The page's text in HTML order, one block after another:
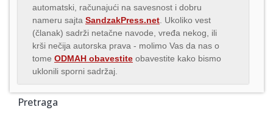
automatski, računajući na savesnost i dobru
nameru sajta SandzakPress.net . Ukoliko vest
(članak) sadrži netačne navode, vređa nekog, ili
krši nečija autorska prava - molimo Vas da nas o
tome ODMAH obavestite obavestite kako bismo
uklonili sporni sadržaj.
Pretraga